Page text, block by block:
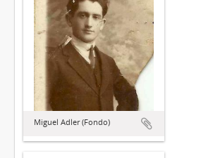
Miguel Adler (Fondo)